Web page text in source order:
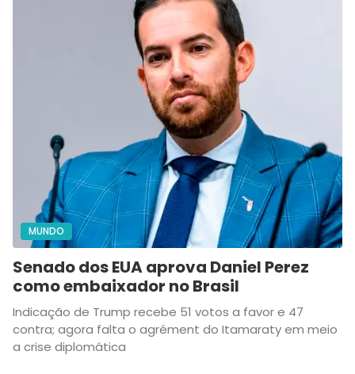
MUNDO
Senado dos EUA aprova Daniel Perez
como embaixador no Brasil
Indicação de Trump recebe 51 votos a favor e 47
contra; agora falta o agrément do Itamaraty em meio
a crise diplomática